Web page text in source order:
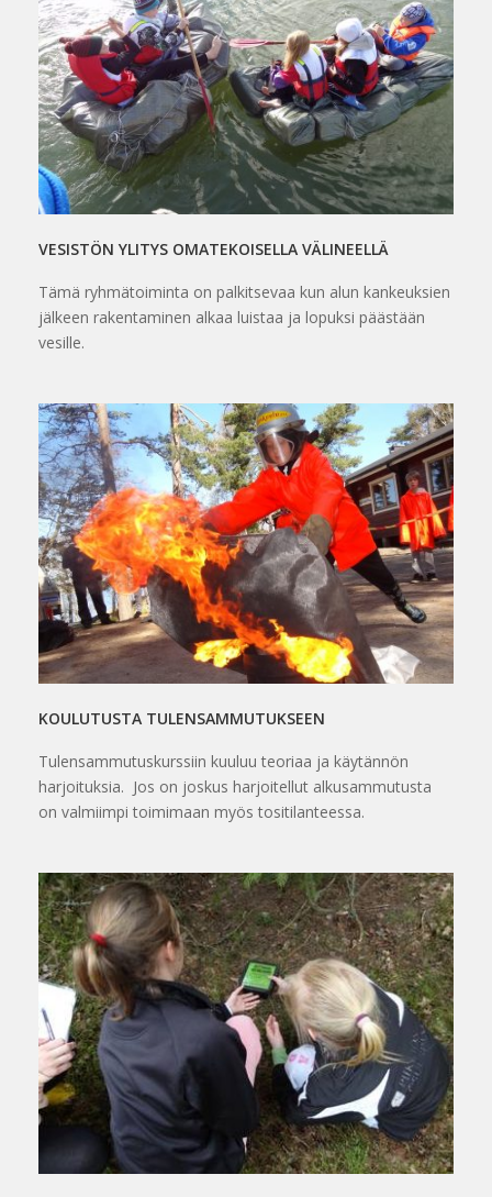
VESISTÖN YLITYS OMATEKOISELLA VÄLINEELLÄ
Tämä ryhmätoiminta on palkitsevaa kun alun kankeuksien
jälkeen rakentaminen alkaa luistaa ja lopuksi päästään
vesille.
KOULUTUSTA TULENSAMMUTUKSEEN
Tulensammutuskurssiin kuuluu teoriaa ja käytännön
harjoituksia. Jos on joskus harjoitellut alkusammutusta
on valmiimpi toimimaan myös tositilanteessa.